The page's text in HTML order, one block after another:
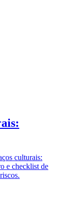
culturais:
e checklist de